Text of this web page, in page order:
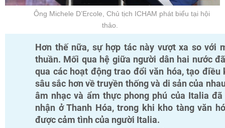
Ông Michele D’Ercole, Chủ tịch ICHAM phát biểu tại hội
thảo.
Hơn thế nữa, sự hợp tác này vượt xa so với
thuần. Mối qua hệ giữa người dân hai nước
qua các hoạt động trao đổi văn hóa, tạo điều
sâu sắc hơn về truyền thống và di sản của
âm nhạc và ẩm thực phong phú của Italia
nhận ở Thanh Hóa, trong khi kho tàng văn
được cảm tình của người Italia.